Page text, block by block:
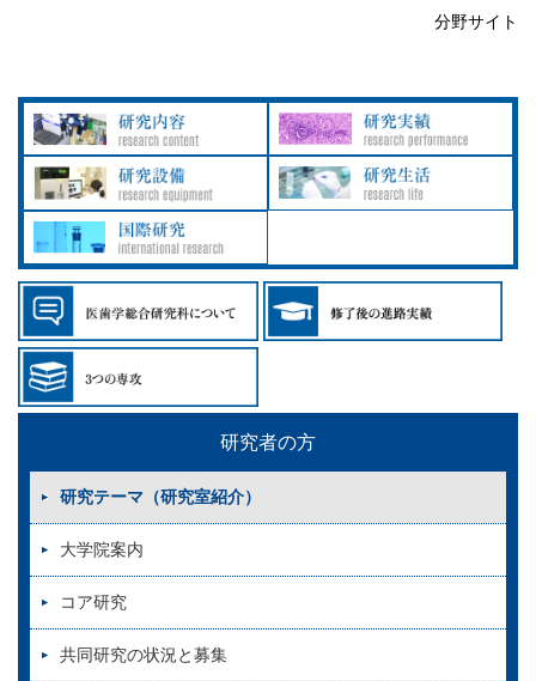
分野サイト
研究者の方
研究テーマ（研究室紹介）
大学院案内
コア研究
共同研究の状況と募集